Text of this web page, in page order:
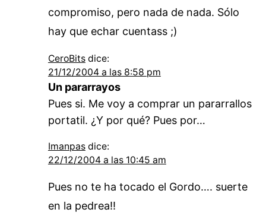
compromiso, pero nada de nada. Sólo
hay que echar cuentass ;)
CeroBits dice:
21/12/2004 a las 8:58 pm
Un pararrayos
Pues si. Me voy a comprar un pararrallos
portatil. ¿Y por qué? Pues por…
Imanpas dice:
22/12/2004 a las 10:45 am
Pues no te ha tocado el Gordo…. suerte
en la pedrea!!